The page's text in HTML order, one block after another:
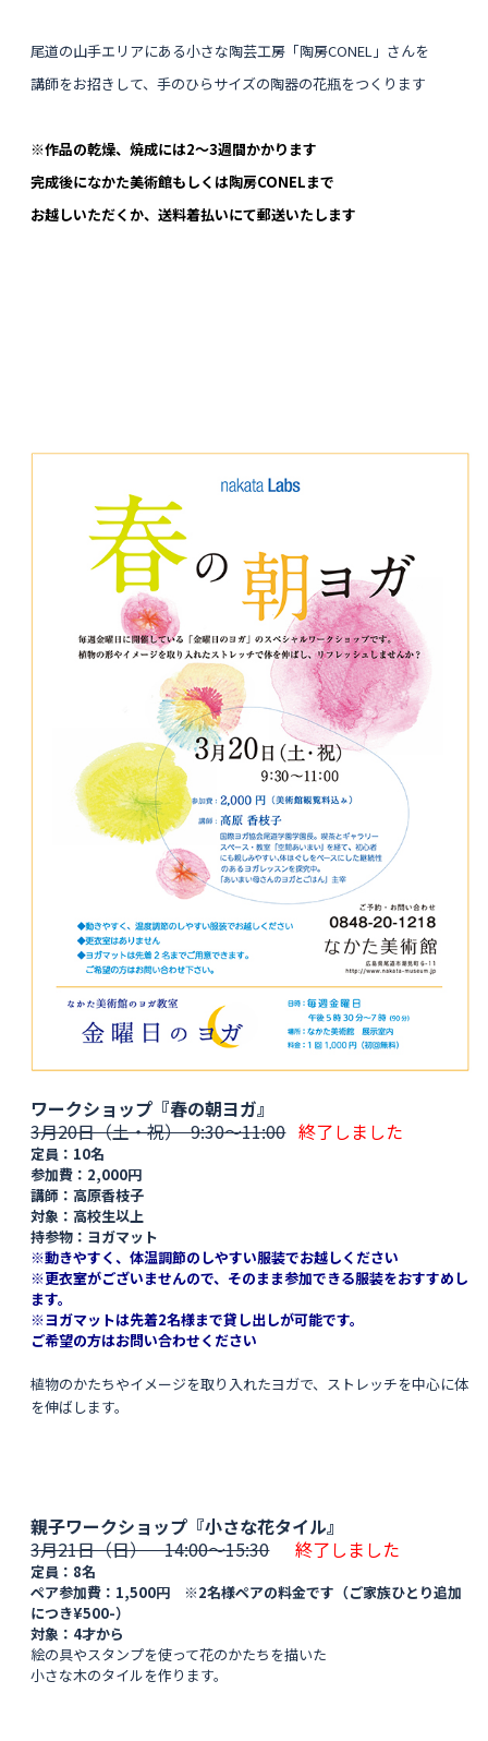
尾道の山手エリアにある小さな陶芸工房「陶房CONEL」さんを
講師をお招きして、手のひらサイズの陶器の花瓶をつくります
※作品の乾燥、焼成には2〜3週間かかります
完成後になかた美術館もしくは陶房CONELまで
お越しいただくか、送料着払いにて郵送いたします
ワークショップ『春の朝ヨガ』
3月20日（土・祝） 9:30〜11:00終了しました
定員：10名
参加費：2,000円
講師：高原香枝子
対象：高校生以上
持参物：ヨガマット
※動きやすく、体温調節のしやすい服装でお越しください
※更衣室がございませんので、そのまま参加できる服装をおすすめし
ます。
※ヨガマットは先着2名様まで貸し出しが可能です。
ご希望の方はお問い合わせください
植物のかたちやイメージを取り入れたヨガで、ストレッチを中心に体
を伸ばします。
親子ワークショップ『小さな花タイル』
3月21日（日） 14:00〜15:30終了しました
定員：8名
ペア参加費：1,500円 ※2名様ペアの料金です（ご家族ひとり追加
につき¥500-）
対象：4才から
絵の具やスタンプを使って花のかたちを描いた
小さな木のタイルを作ります。